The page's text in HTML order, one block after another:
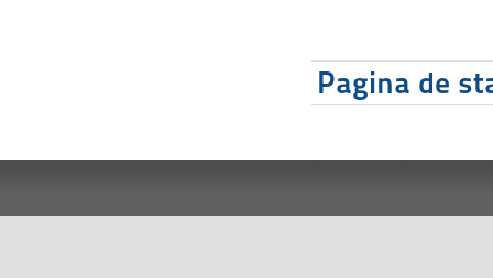
Pagina de